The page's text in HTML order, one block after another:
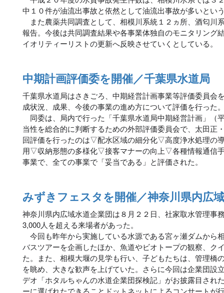
中１０件が油流出事故と依然として油流出事故が多いとい
また農薬共同調査として、相模川系統１２ヵ所、酒匂川
報告。今後は共同調査結果や各事業体独自のモニタリング
イオリティーリストの更新へ反映させていくとしている。
中期計画評価委を開催／千葉県水道局
千葉県水道局はさきごろ、中期経営計画事業等評価委員会
成状況、成果、今後の事業の進め方について評価を行った
同委は、局内で行った「千葉県水道局中期経営計画」（
当性を総合的に判断するための外部評価委員会で、太田正
回評価を行ったのは▽配水区域の細分化▽高度浄水処理の
用▽収納形態の多様化▽接客マナーの向上▽各種情報通信
事業で、全ての事業で「妥当である」と評価された。
みずきフェスタを開催／神奈川県内広
神奈川県内広域水道企業団は８月２２日、社家取水管理事
3,000人を超える来場者があった。
今回も昨年から実施している水源である宮ヶ瀬ダムから
バスツアーを企画したほか、魚道やビオトープの観察、ク
た。また、相模大堰の見学も行い、子どもたちは、管理橋
を眺め、大きな歓声を上げていた。さらに今回は企業団設
デオ「ホタルちゃんの水道企業団探検記」がお披露目され
ーに選ばれたできることドットネットによるコンサートが